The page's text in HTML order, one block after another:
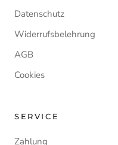
Datenschutz
Widerrufsbelehrung
AGB
Cookies
SERVICE
Zahlung